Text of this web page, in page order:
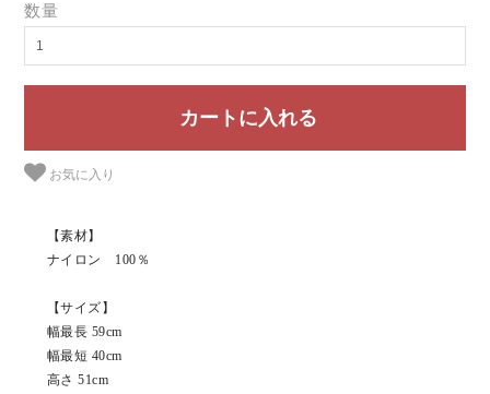
数量
お気に入り
【素材】
ナイロン 100％
【サイズ】
幅最長 59cm
幅最短 40cm
高さ 51cm